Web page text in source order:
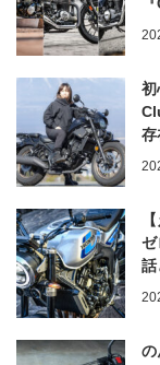
初
存
ゼ
話
の